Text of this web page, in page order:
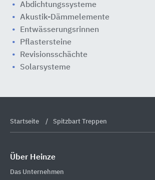
Abdichtungssysteme
Akustik-Dämmelemente
Entwässerungsrinnen
Pflastersteine
Revisionsschächte
Solarsysteme
Startseite Spitzbart Treppen
Über Heinze
Das Unternehmen